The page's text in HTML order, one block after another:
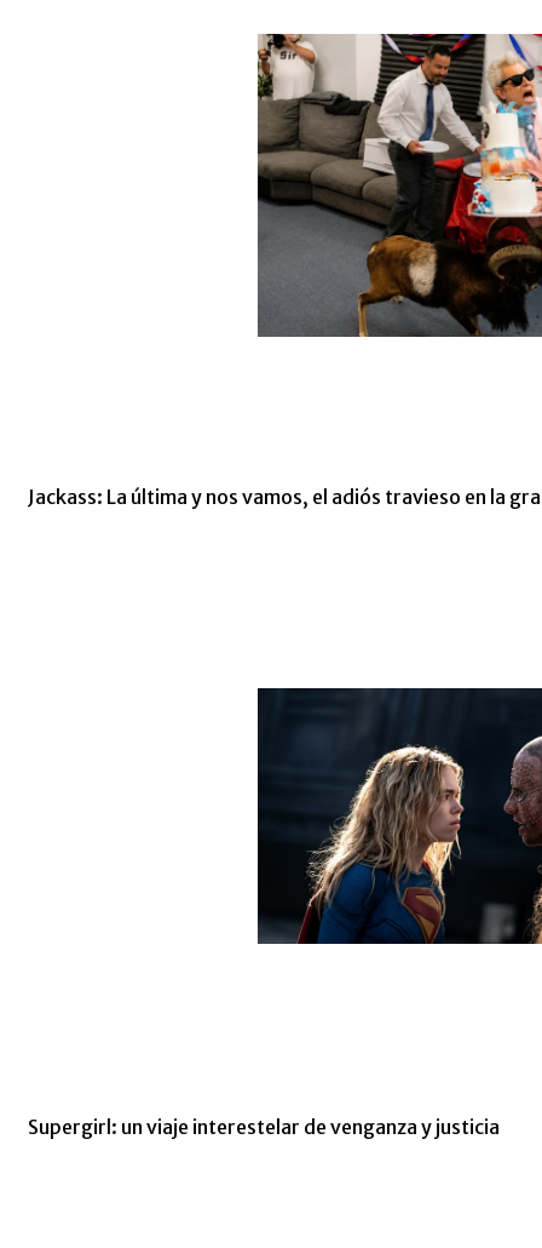
Jackass: La última y nos vamos, el adiós travieso en la
Supergirl: un viaje interestelar de venganza y justicia